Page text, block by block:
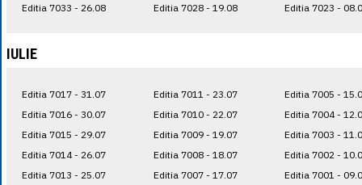
Editia 7033 - 26.08
Editia 7028 - 19.08
Editia 7023 -
IULIE
Editia 7017 - 31.07
Editia 7016 - 30.07
Editia 7015 - 29.07
Editia 7014 - 26.07
Editia 7013 - 25.07
Editia 7011 - 23.07
Editia 7010 - 22.07
Editia 7009 - 19.07
Editia 7008 - 18.07
Editia 7007 - 17.07
Editia 7005 -
Editia 7004 -
Editia 7003 -
Editia 7002 -
Editia 7001 -